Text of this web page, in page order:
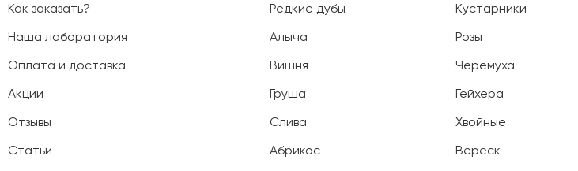
Как заказать?
Наша лаборатория
Оплата и доставка
Акции
Отзывы
Статьи
Редкие дубы
Алыча
Вишня
Груша
Слива
Абрикос
Кустарники
Розы
Черемуха
Гейхера
Хвойные
Вереск